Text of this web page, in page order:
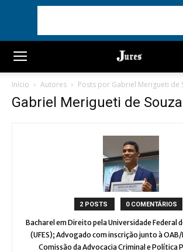
Início Autores Posts por Gabriel Merigueti de
Gabriel Merigueti de
2 POSTS 0 COMENTÁRIOS
Bacharel em Direito pela Universidade Federal
(UFES); Advogado com inscrição junto à
Comissão da Advocacia Criminal e Política